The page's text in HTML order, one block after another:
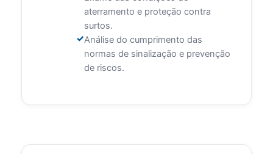
aterramento e proteção contra
surtos.
Análise do cumprimento das
normas de sinalização e prevenção
de riscos.